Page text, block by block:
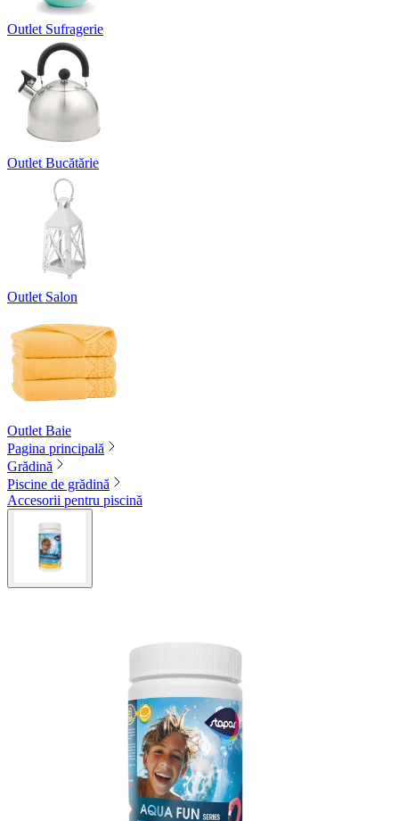
Outlet Sufragerie
Outlet Bucătărie
Outlet Salon
Outlet Baie
Pagina principală
Grădină
Piscine de grădină
Accesorii pentru piscină